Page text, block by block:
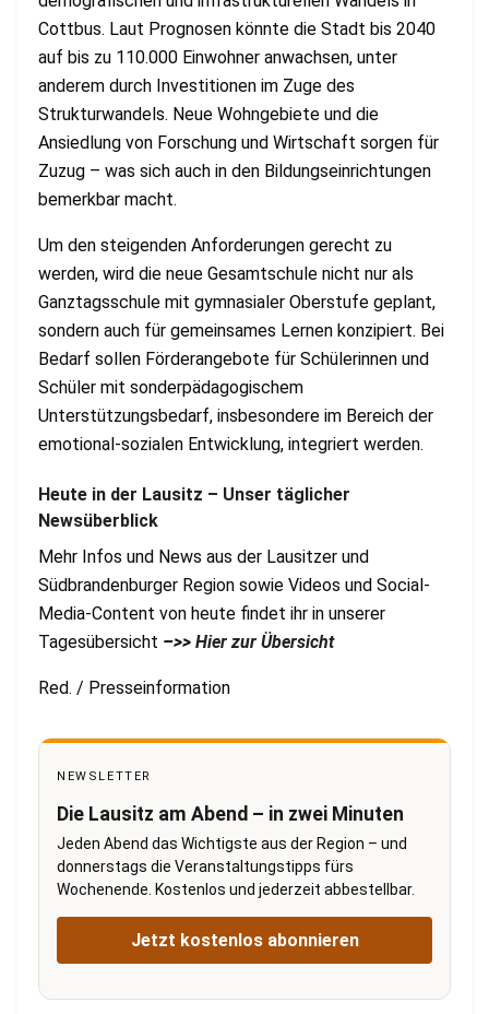
Cottbus. Laut Prognosen könnte die Stadt bis 2040
auf bis zu 110.000 Einwohner anwachsen, unter
anderem durch Investitionen im Zuge des
Strukturwandels. Neue Wohngebiete und die
Ansiedlung von Forschung und Wirtschaft sorgen für
Zuzug – was sich auch in den Bildungseinrichtungen
bemerkbar macht​.
Um den steigenden Anforderungen gerecht zu
werden, wird die neue Gesamtschule nicht nur als
Ganztagsschule mit gymnasialer Oberstufe geplant,
sondern auch für gemeinsames Lernen konzipiert. Bei
Bedarf sollen Förderangebote für Schülerinnen und
Schüler mit sonderpädagogischem
Unterstützungsbedarf, insbesondere im Bereich der
emotional-sozialen Entwicklung, integriert werden​.
Heute in der Lausitz – Unser täglicher
Newsüberblick
Mehr Infos und News aus der Lausitzer und
Südbrandenburger Region sowie Videos und Social-
Media-Content von heute findet ihr in unserer
Tagesübersicht –>> Hier zur Übersicht
Red. / Presseinformation
NEWSLETTER
Die Lausitz am Abend – in zwei Minuten
Jeden Abend das Wichtigste aus der Region – und
donnerstags die Veranstaltungstipps fürs
Wochenende. Kostenlos und jederzeit abbestellbar.
Jetzt kostenlos abonnieren